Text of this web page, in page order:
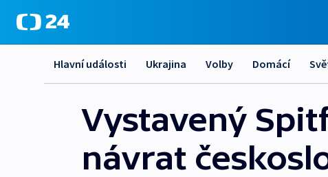
Hlavní události Ukrajina Volby Domácí
Vystavený
návrat